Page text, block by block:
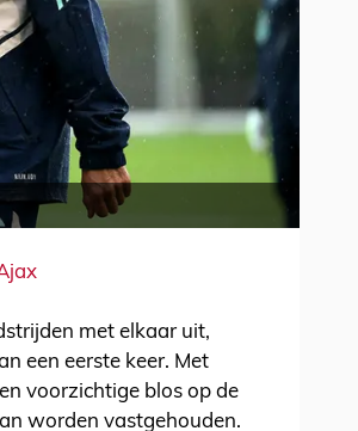
met elkaar uit,
een eerste keer. Met
voorzichtige blos op de
worden vastgehouden.